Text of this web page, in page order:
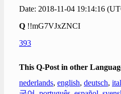
Date: 2018-11-04 19:14:16
Q !!mG7VJxZNCI
393
This Q-Post in other
nederlands, english, deutsch,